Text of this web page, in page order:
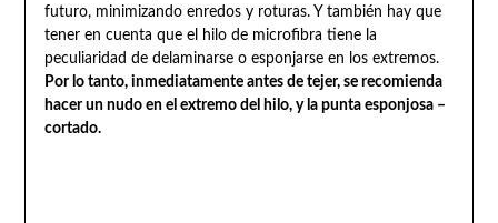
futuro, minimizando enredos y roturas. Y también hay que
tener en cuenta que el hilo de microfibra tiene la
peculiaridad de delaminarse o esponjarse en los extremos.
Por lo tanto, inmediatamente antes de tejer, se recomienda
hacer un nudo en el extremo del hilo, y la punta esponjosa –
cortado.